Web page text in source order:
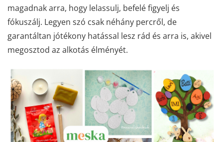
magadnak arra, hogy lelassulj, befelé figyelj és
fókuszálj. Legyen szó csak néhány percről, de
garantáltan jótékony hatással lesz rád és arra is, akivel
megosztod az alkotás élményét.